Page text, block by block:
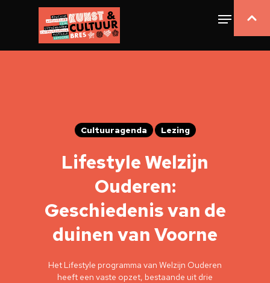
Cultuuragenda Lezing
Lifestyle Welzijn
Ouderen:
Geschiedenis van de
duinen van Voorne
Het Lifestyle programma van Welzijn Ouderen
heeft een vaste opzet, bestaande uit drie